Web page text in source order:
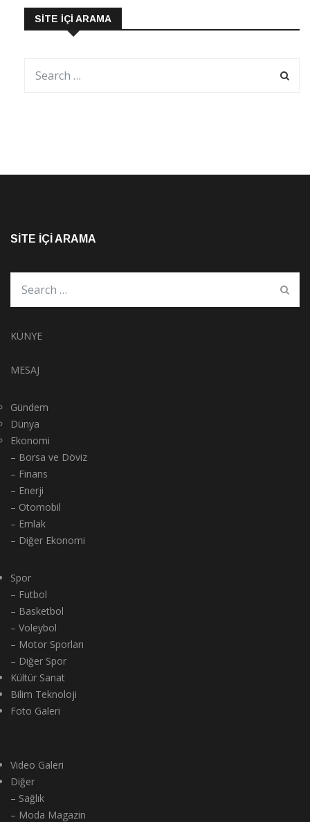
SITE İÇI ARAMA
SITE İÇI ARAMA
KÜNYE
MESAJ
Gündem
Dünya
Ekonomi
– Borsa ve Döviz
– Finans
– Enerji
– Otomobil
– Emlak
– Diğer Ekonomi
Spor
– Futbol
– Basketbol
– Voleybol
– Motor Sporları
– Diğer Spor
Kültür Sanat
Bilim Teknoloji
Foto Galeri
Video Galeri
Diğer
– Sağlık
– Moda Magazin